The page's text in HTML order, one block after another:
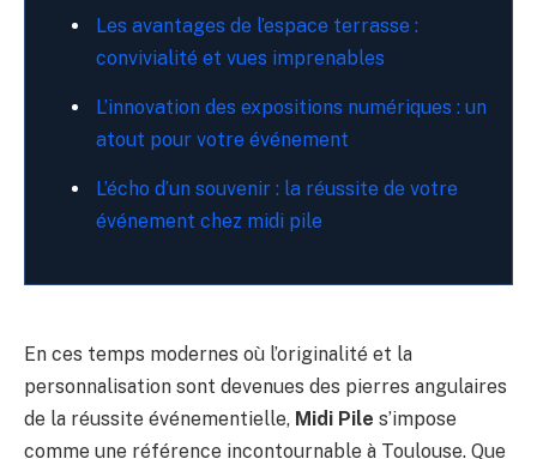
Les avantages de l’espace terrasse :
convivialité et vues imprenables
L’innovation des expositions numériques : un
atout pour votre événement
L’écho d’un souvenir : la réussite de votre
événement chez midi pile
En ces temps modernes où l’originalité et la
personnalisation sont devenues des pierres angulaires
de la réussite événementielle, Midi Pile s’impose
comme une référence incontournable à Toulouse. Que